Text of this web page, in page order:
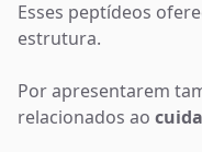
Esses peptídeos
estrutura.
Por apresentarem
relacionados ao